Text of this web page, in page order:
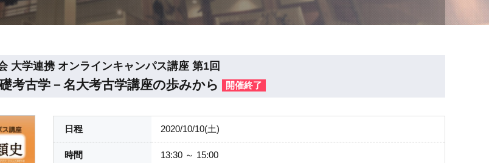
大学連携 オンラインキャンパス講座 第1回
考古学－名大考古学講座の歩みから
日程 2020/10/10(土)
時間 13:30 ～ 15:00